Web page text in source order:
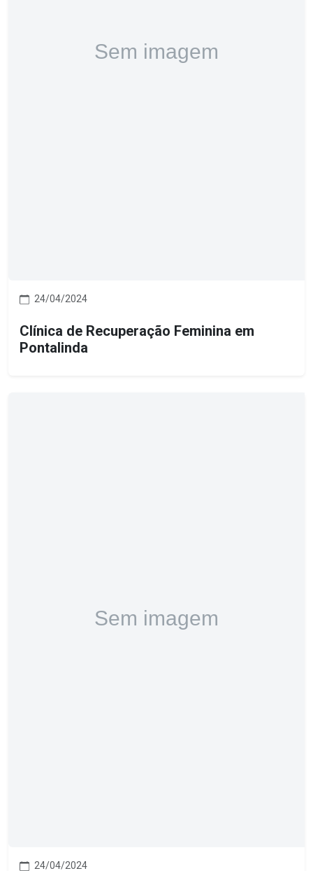
24/04/2024
Clínica de Recuperação Feminina em
Pontalinda
24/04/2024